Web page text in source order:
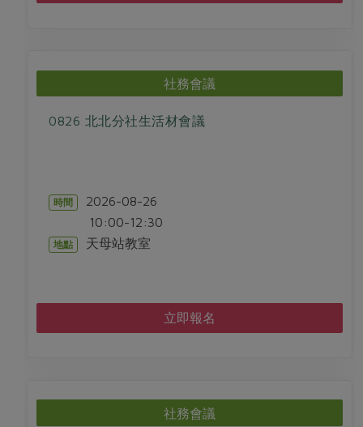
社務會議
0826 北北分社生活材會議
時間 2026-08-26
10:00-12:30
地點 天母站教室
立即報名
社務會議